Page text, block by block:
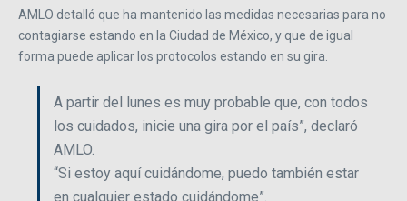
AMLO detalló que ha mantenido las medidas necesarias para no
contagiarse estando en la Ciudad de México, y que de igual
forma puede aplicar los protocolos estando en su gira.
A partir del lunes es muy probable que, con todos
los cuidados, inicie una gira por el país”, declaró
AMLO.
“Si estoy aquí cuidándome, puedo también estar
en cualquier estado cuidándome”.